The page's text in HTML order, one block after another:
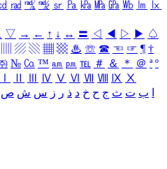
㎭ ㎮ ㎯ ㏛ ㎩ ㎪ ㎫ ㎬ ㏝ ㏐
㏓
▽ → ← ↑ ↓ ↔ 〓 ◁ ◀ ▷ ▶ ♤
▨ ▧ ▦ ▩ ♨ ☏ ☎ ☜ ☞ ¶ †
№ ㏇ ™ ㏂ ㏘ ℡ ＃ ＆ ＊ ＠ ª º
Ⅳ Ⅴ Ⅵ Ⅶ Ⅷ Ⅸ Ⅹ
ب ت ث ج ح خ د ذ ر ز س ش ص